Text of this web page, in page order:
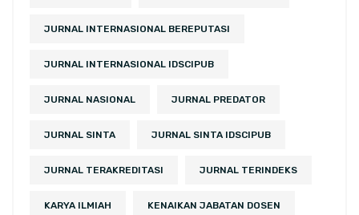
JURNAL INTERNASIONAL BEREPUTASI
JURNAL INTERNASIONAL IDSCIPUB
JURNAL NASIONAL JURNAL PREDATOR
JURNAL SINTA JURNAL SINTA IDSCIPUB
JURNAL TERAKREDITASI JURNAL TERINDEKS
KARYA ILMIAH KENAIKAN JABATAN DOSEN